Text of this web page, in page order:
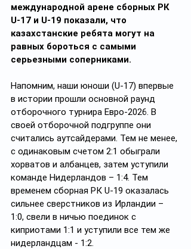
международной арене сборных РК
U-17 и U-19 показали, что
казахстанские ребята могут на
равных бороться с самыми
серьезными соперниками.
Напомним, наши юноши (U-17) впервые
в истории прошли основной раунд
отборочного турнира Евро-2026. В
своей отборочной подгруппе они
считались аутсайдерами. Тем не менее,
с одинаковым счетом 2:1 обыграли
хорватов и албанцев, затем уступили
команде Нидерландов – 1:4. Тем
временем сборная РК U-19 оказалась
сильнее сверстников из Ирландии –
1:0, свели в ничью поединок с
киприотами 1:1 и уступили все тем же
нидерландцам - 1:2.